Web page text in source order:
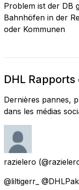
Problem ist der DB
Bahnhöfen in der
oder Kommunen
DHL
Dernières pannes,
dans les médias
razielero
@liltigerr_